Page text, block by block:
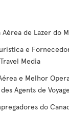
de Lazer do
e
Media
e Melhor
Agents de
do